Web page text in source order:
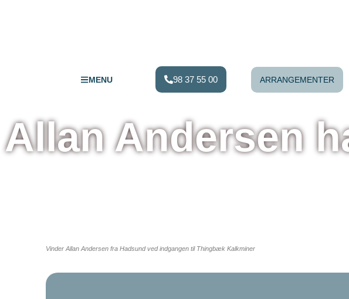
MENU 98 37 55 00 ARRANGEMENTER
Oplev dig
udstillinger
Allan Andersen
Vinder Allan Andersen fra Hadsund ved indgangen til Thingbæk Kalkminer